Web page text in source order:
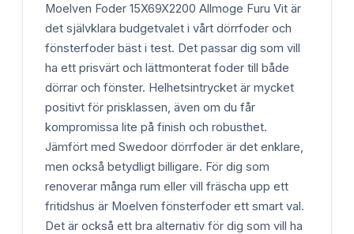
Moelven Foder 15X69X2200 Allmoge Furu Vit är
det självklara budgetvalet i vårt dörrfoder och
fönsterfoder bäst i test. Det passar dig som vill
ha ett prisvärt och lättmonterat foder till både
dörrar och fönster. Helhetsintrycket är mycket
positivt för prisklassen, även om du får
kompromissa lite på finish och robusthet.
Jämfört med Swedoor dörrfoder är det enklare,
men också betydligt billigare. För dig som
renoverar många rum eller vill fräscha upp ett
fritidshus är Moelven fönsterfoder ett smart val.
Det är också ett bra alternativ för dig som vill ha